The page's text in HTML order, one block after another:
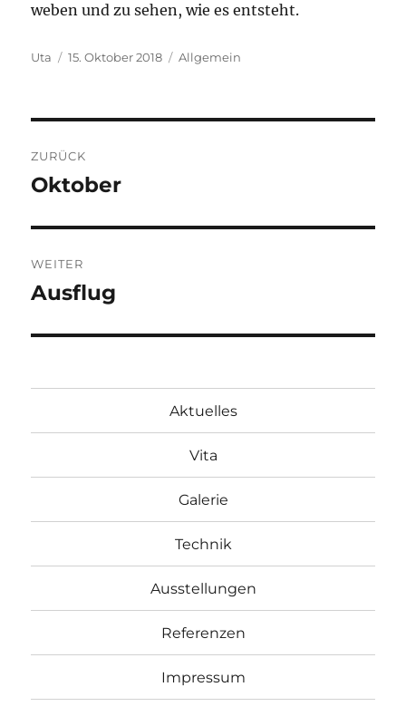
weben und zu sehen, wie es entsteht.
Autor
Uta
Veröffentlicht
15. Oktober 2018 Kategorien
Allgemein
ZURÜCK
Vorheriger
Oktober
WEITER
Nächster
Ausflug
Aktuelles
Vita
Galerie
Technik
Ausstellungen
Referenzen
Impressum